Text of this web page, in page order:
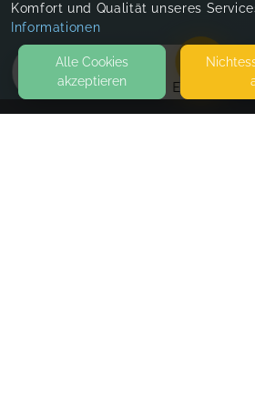
EVENTS
Komfort und Qualität unseres
Informationen
Alle Cookies
akzeptieren